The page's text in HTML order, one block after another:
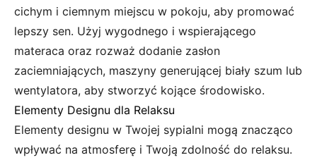
cichym i ciemnym miejscu w pokoju, aby promować
lepszy sen. Użyj wygodnego i wspierającego
materaca oraz rozważ dodanie zasłon
zaciemniających, maszyny generującej biały szum lub
wentylatora, aby stworzyć kojące środowisko.
Elementy Designu dla Relaksu
Elementy designu w Twojej sypialni mogą znacząco
wpływać na atmosferę i Twoją zdolność do relaksu.